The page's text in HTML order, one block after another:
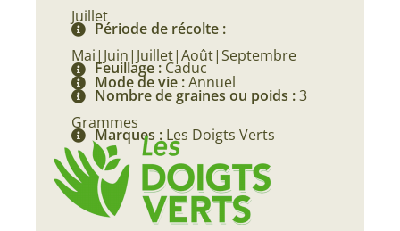
Juillet
Période de récolte :
Mai|Juin|Juillet|Août|Septembre
Feuillage : Caduc
Mode de vie :Annuel
Nombre de graines ou poids :3
Grammes
Marques : Les Doigts Verts